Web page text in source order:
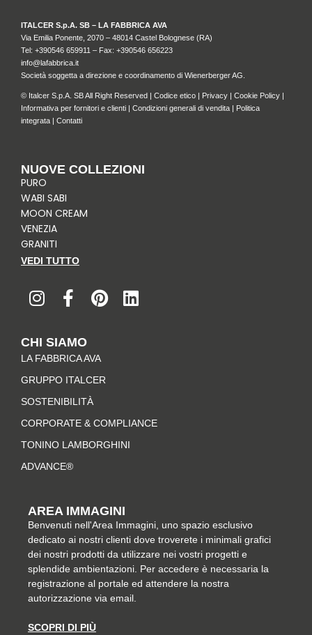
ITALCER S.p.A. SB – LA FABBRICA AVA
Via Emilia Ponente, 2070 – 48014 Castel Bolognese (RA)
Tel: +390546 659911 – Fax: +390546 656223
info@lafabbrica.it
Società soggetta a direzione e coordinamento di Wienerberger AG.
© Italcer S.p.A. SB All Right Reserved | Codice etico | Privacy | Cookie Policy |
Informativa per fornitori e clienti | Condizioni generali di vendita | Politica
integrata | Contatti
NUOVE COLLEZIONI
PURO
WABI SABI
MOON CREAM
VENEZIA
GRANITI
VEDI TUTTO
n
s
a
g
r
a
m
a
c
b
o
o
k
-
f
i
n
r
e
t
i
n
CHI SIAMO
LA FABBRICA AVA
GRUPPO ITALCER
SOSTENIBILITÀ
CORPORATE & COMPLIANCE
TONINO LAMBORGHINI
ADVANCE®
AREA IMMAGINI
Benvenuti nell'Area Immagini, uno spazio esclusivo
dedicato ai nostri clienti dove troverete i minimali grafici
dei nostri prodotti da utilizzare nei vostri progetti e
splendide ambientazioni. Per accedere è necessaria la
registrazione al portale ed attendere la nostra
autorizzazione via email.
SCOPRI DI PIÙ